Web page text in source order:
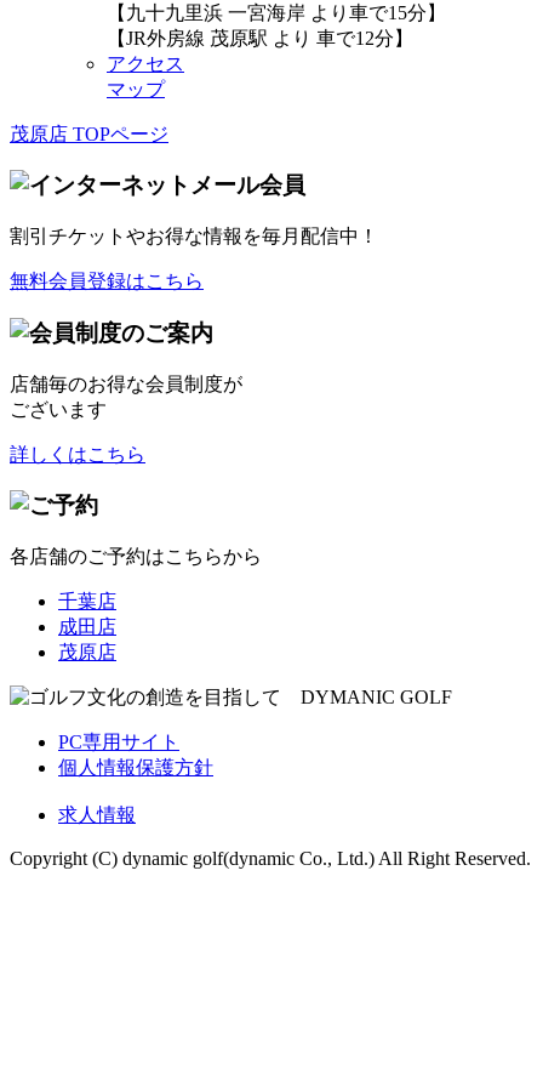
【九十九里浜 一宮海岸 より車で15分】
【JR外房線 茂原駅 より 車で12分】
アクセス
マップ
茂原店 TOPページ
割引チケット やお得な情報を毎月配信中！
無料会員登録はこちら
店舗毎のお得な会員制度が
ございます
詳しくはこちら
各店舗のご予約はこちらから
千葉店
成田店
茂原店
PC専用サイト
個人情報保護方針
求人情報
Copyright (C) dynamic golf(dynamic Co., Ltd.) All Right Reserved.